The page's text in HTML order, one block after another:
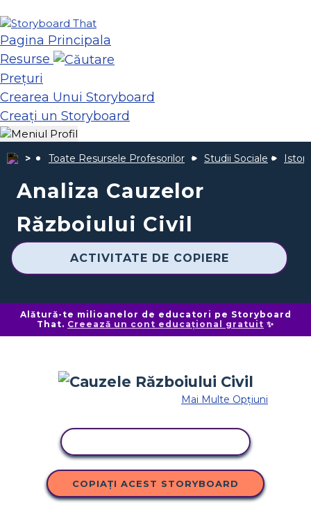
Pagina Principala
Resurse
Prețuri
Crearea Unui Storyboard
Creați un Storyboard
Toate Resursele Profesorilor Studii Sociale
Analiza Cauzelor
Războiului Civil
ACTIVITATE DE COPIERE
Alătură-te milioanelor de educatori pe Storyboard
That. Creează un cont educațional gratuit ✨
Mai Multe Opțiuni
COPIAȚI ACEST STORYBOARD